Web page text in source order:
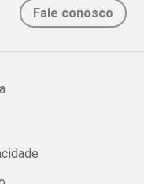
Fale conosco